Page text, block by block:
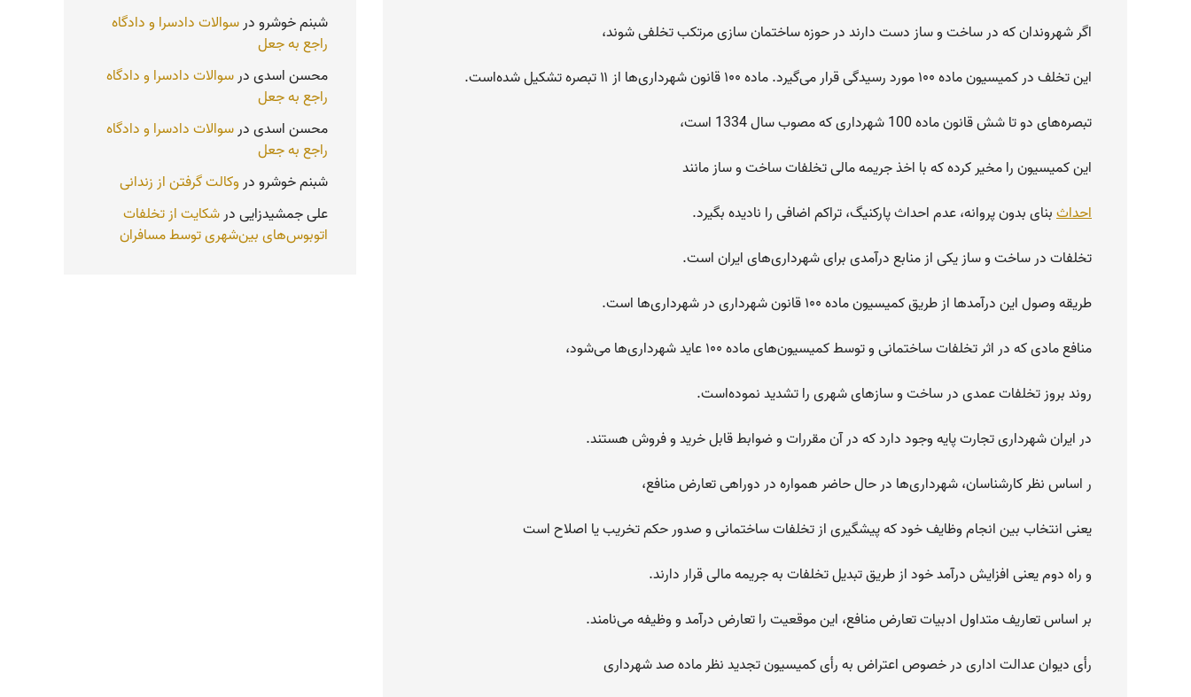
اگر شهروندان که در ساخت و ساز دست دارند در حوزه ساختمان سازی مرتکب تخلفی شوند،
این تخلف در کمیسیون ماده ۱۰۰ مورد رسیدگی قرار می‌گیرد. ماده ۱۰۰ قانون شهرداری‌ها از ۱۱ تبصره تشکیل شده‌است.
تبصره‌های دو تا شش قانون ماده 100 شهرداری که مصوب سال 1334 است،
این کمیسیون را مخیر کرده که با اخذ جریمه مالی تخلفات ساخت و ساز مانند
احداثبنای بدون پروانه، عدم احداث پارکنیگ، تراکم اضافی را نادیده بگیرد.
تخلفات در ساخت و ساز یکی از منابع درآمدی برای شهرداری‌های ایران است.
طریقه وصول این درآمدها از طریق کمیسیون ماده ۱۰۰ قانون شهرداری در شهرداری‌ها است.
منافع مادی که در اثر تخلفات ساختمانی و توسط کمیسیون‌های ماده ۱۰۰ عاید شهرداری‌ها می‌شود،
روند بروز تخلفات عمدی در ساخت و سازهای شهری را تشدید نموده‌است.
در ایران شهرداری تجارت پایه وجود دارد که در آن مقررات و ضوابط قابل خرید و فروش هستند.
ر اساس نظر کارشناسان، شهرداری‌ها در حال حاضر همواره در دوراهی تعارض منافع،
یعنی انتخاب بین انجام وظایف خود که پیشگیری از تخلفات ساختمانی و صدور حکم تخریب یا اصلاح است
و راه دوم یعنی افزایش درآمد خود از طریق تبدیل تخلفات به جریمه مالی قرار دارند.
بر اساس تعاریف متداول ادبیات تعارض منافع، این موقعیت را تعارض درآمد و وظیفه می‌نامند.
رأی دیوان عدالت اداری در خصوص اعتراض به رأی کمیسیون تجدید نظر ماده صد شهرداری
شبنم خوشرودرسوالات دادسرا و دادگاه
راجع به جعل
محسن اسدیدرسوالات دادسرا و دادگاه
راجع به جعل
محسن اسدیدرسوالات دادسرا و دادگاه
راجع به جعل
شبنم خوشرودروکالت گرفتن از زندانی
علی جمشیدزاییدرشکایت از تخلفات
اتوبوس‌های بین‌شهری توسط مسافران